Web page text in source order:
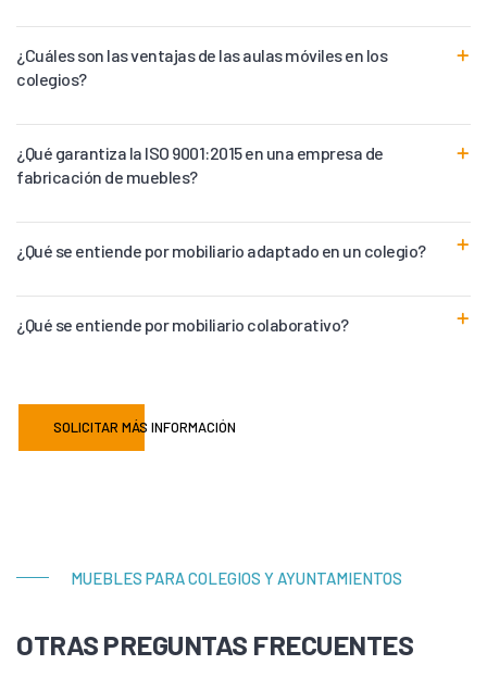
¿Cuáles son las ventajas de las aulas móviles en los
colegios?
¿Qué garantiza la ISO 9001:2015 en una empresa de
fabricación de muebles?
¿Qué se entiende por mobiliario adaptado en un colegio?
¿Qué se entiende por mobiliario colaborativo?
SOLICITAR MÁS INFORMACIÓN
MUEBLES PARA COLEGIOS Y AYUNTAMIENTOS
OTRAS PREGUNTAS FRECUENTES